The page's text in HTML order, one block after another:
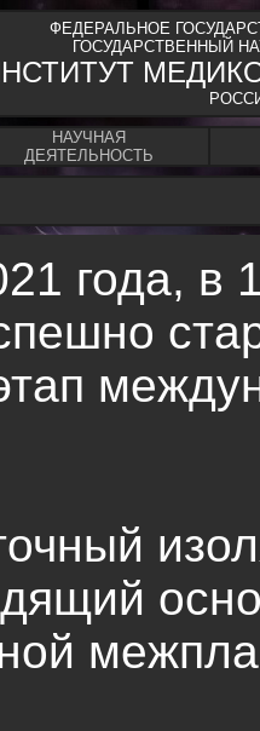
ФЕДЕРАЛЬНОЕ
ГОСУДАРСТВЕННЫЙ
НАУЧНАЯ
ДЕЯТЕЛЬНОСТЬ
года, в